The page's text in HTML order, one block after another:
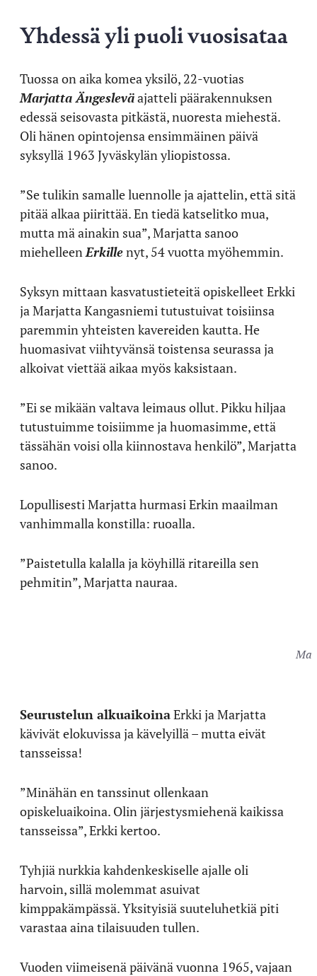
Yhdessä yli puoli vuosisataa
Tuossa on aika komea yksilö, 22-vuotias
Marjatta Ängesleväajatteli päärakennuksen
edessä seisovasta pitkästä, nuoresta miehestä.
Oli hänen opintojensa ensimmäinen päivä
syksyllä 1963 Jyväskylän yliopistossa.
”Se tulikin samalle luennolle ja ajattelin, että sitä
pitää alkaa piirittää. En tiedä katselitko mua,
mutta mä ainakin sua”, Marjatta sanoo
miehelleen Erkillenyt, 54 vuotta myöhemmin.
Syksyn mittaan kasvatustieteitä opiskelleet Erkki
ja Marjatta Kangasniemi tutustuivat toisiinsa
paremmin yhteisten kavereiden kautta. He
huomasivat viihtyvänsä toistensa seurassa ja
alkoivat viettää aikaa myös kaksistaan.
”Ei se mikään valtava leimaus ollut. Pikku hiljaa
tutustuimme toisiimme ja huomasimme, että
tässähän voisi olla kiinnostava henkilö”, Marjatta
sanoo.
Lopullisesti Marjatta hurmasi Erkin maailman
vanhimmalla konstilla: ruoalla.
”Paistetulla kalalla ja köyhillä ritareilla sen
pehmitin”, Marjatta nauraa.
Seurustelun alkuaikoinaErkki ja Marjatta
kävivät elokuvissa ja kävelyillä – mutta eivät
tansseissa!
”Minähän en tanssinut ollenkaan
opiskeluaikoina. Olin järjestysmiehenä kaikissa
tansseissa”, Erkki kertoo.
Tyhjiä nurkkia kahdenkeskiselle ajalle oli
harvoin, sillä molemmat asuivat
kimppakämpässä. Yksityisiä suuteluhetkiä piti
varastaa aina tilaisuuden tullen.
Vuoden viimeisenä päivänä vuonna 1965, vajaan